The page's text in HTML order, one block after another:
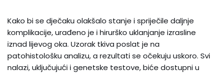
Kako bi se dječaku olakšalo stanje i spriječile daljnje
komplikacije, urađeno je i hirurško uklanjanje izrasline
iznad lijevog oka. Uzorak tkiva poslat je na
patohistološku analizu, a rezultati se očekuju uskoro. Svi
nalazi, uključujući i genetske testove, biće dostupni u